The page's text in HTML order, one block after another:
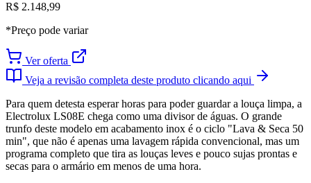
R$ 2.148,99
*Preço pode variar
Ver oferta
Veja a revisão completa deste produto clicando aqui
Para quem detesta esperar horas para poder guardar a louça limpa, a
Electrolux LS08E chega como uma divisor de águas. O grande
trunfo deste modelo em acabamento inox é o ciclo "Lava & Seca 50
min", que não é apenas uma lavagem rápida convencional, mas um
programa completo que tira as louças leves e pouco sujas prontas e
secas para o armário em menos de uma hora.